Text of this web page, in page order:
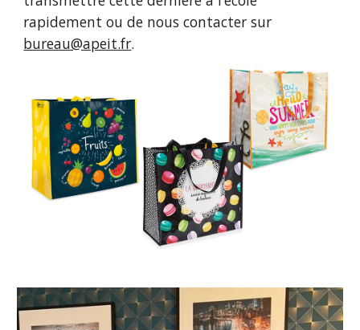
rapidement ou de nous contacter sur
bureau@apeit.fr.